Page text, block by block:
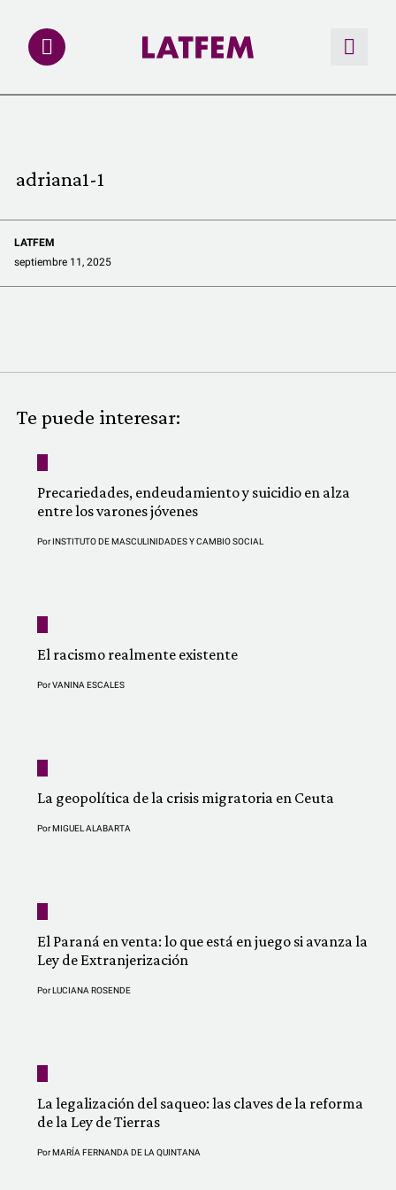
REDACCIÓN ABIERTA
QUIÉNES SOMOS
adriana1-1
LATFEM
septiembre 11, 2025
Te puede interesar:
Precariedades, endeudamiento y suicidio en alza
entre los varones jóvenes
PorINSTITUTO DE MASCULINIDADES Y CAMBIO SOCIAL
El racismo realmente existente
PorVANINA ESCALES
La geopolítica de la crisis migratoria en Ceuta
PorMIGUEL ALABARTA
El Paraná en venta: lo que está en juego si avanza la
Ley de Extranjerización
PorLUCIANA ROSENDE
La legalización del saqueo: las claves de la reforma
de la Ley de Tierras
PorMARÍA FERNANDA DE LA QUINTANA